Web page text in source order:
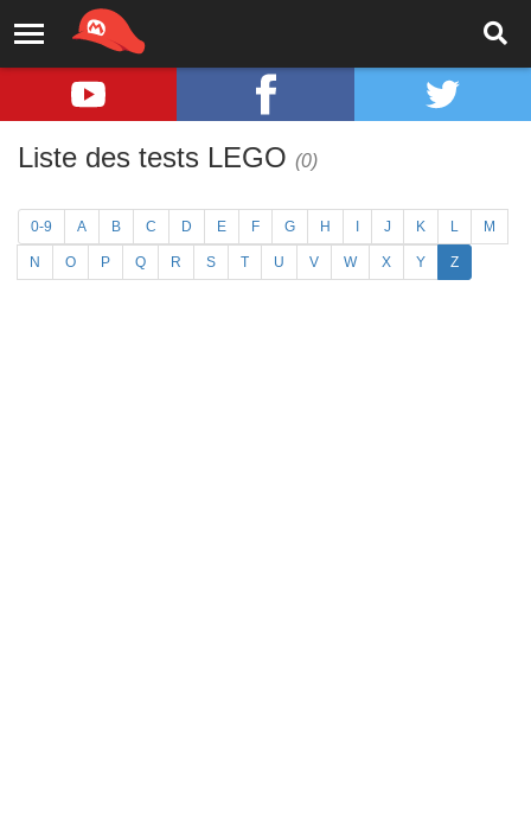
Liste des tests LEGO (0)
0-9 A B C D E F G H J K L M
N O P Q R S T U V W X Y Z